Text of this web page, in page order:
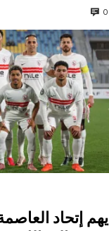
0
يهم إتحاد